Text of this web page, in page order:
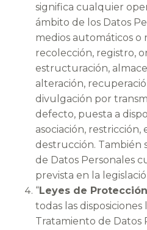
significa cualquier
ámbito de los Datos
medios automáticos o
recolección, registro,
estructuración,
alteración,
divulgación por
defecto, puesta a
asociación, restricción,
destrucción. También
de Datos Personales
prevista en la
“Leyes de
todas las
Tratamiento de Datos